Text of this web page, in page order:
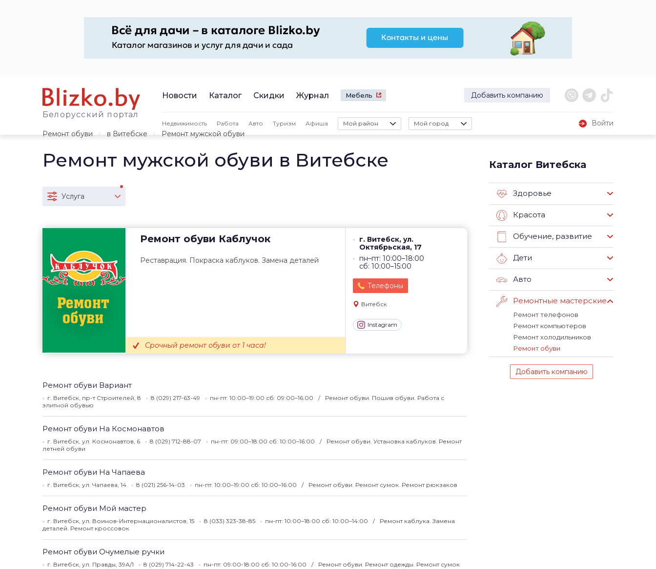
Белорусский портал
Новости Каталог Скидки Журнал Мебель Добавить компанию
Недвижимость Работа Авто Туризм Афиша Мой район Мой город
Войти
Ремонт обуви
в Витебске Ремонт мужской обуви
Ремонт мужской обуви в Витебске
Услуга
Ремонт обуви Каблучок
г. Витебск, ул.
Октябрьская, 17
пн–пт: 10:00–18:00
сб: 10:00–15:00
Телефоны
Витебск
Instagram
Реставрация. Покраска каблуков. Замена деталей
Срочный ремонт обуви от 1 часа!
Ремонт обуви Вариант
г. Витебск, пр-т Строителей, 8 8 (029) 217-63-49 пн-пт: 10:00–19:00 сб: 09:00–16:00
Ремонт обуви. Пошив обуви. Работа с
элитной обувью
Ремонт обуви На Космонавтов
г. Витебск, ул. Космонавтов, 6 8 (029) 712-88-07 пн-пт: 09:00–18:00 сб: 10:00–16:00
Ремонт обуви. Установка каблуков. Ремонт
летней обуви
Ремонт обуви На Чапаева
г. Витебск, ул. Чапаева, 14 8 (021) 256-14-03 пн-пт: 10:00–19:00 сб: 10:00–16:00 Ремонт обуви. Ремонт сумок. Ремонт рюкзаков
Ремонт обуви Мой мастер
г. Витебск, ул. Воинов-Интернационалистов, 15 8 (033) 323-38-85 пн-пт: 10:00–18:00 сб: 10:00–14:00
Ремонт каблука. Замена
деталей. Ремонт кроссовок
Ремонт обуви Очумелые ручки
г. Витебск, ул. Правды, 39А/1 8 (029) 714-22-43 пн-пт: 09:00-18:00 сб: 10:00-16:00 Ремонт обуви. Ремонт одежды. Ремонт сумок
Каталог Витебска
Здоровье
Красота
Обучение, развитие
Дети
Авто
Ремонтные мастерские
Ремонт телефонов
Ремонт компьютеров
Ремонт холодильников
Ремонт обуви
Добавить компанию